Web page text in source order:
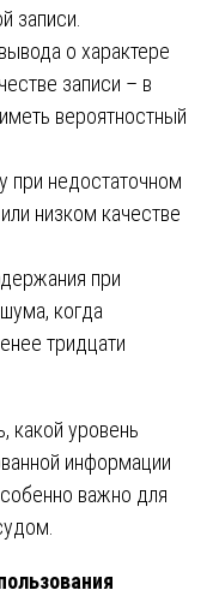
записи.
о характере
записи – в
вероятностный
при недостаточном
низком качестве
при
когда
тридцати
какой уровень
информации
важно для